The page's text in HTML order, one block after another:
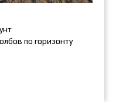
по горизонту